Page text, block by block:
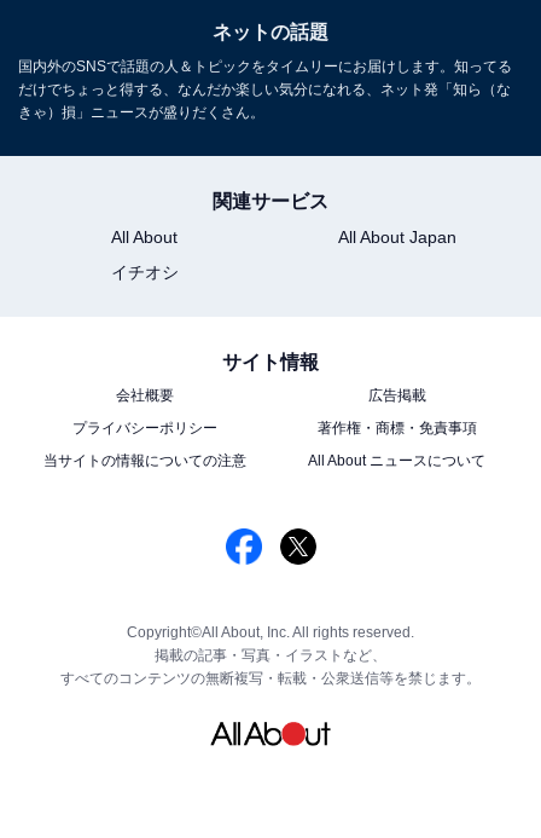
ネットの話題
国内外のSNSで話題の人＆トピックをタイムリーにお届けします。知ってる
だけでちょっと得する、なんだか楽しい気分になれる、ネット発「知ら（な
きゃ）損」ニュースが盛りだくさん。
関連サービス
All About
All About Japan
イチオシ
サイト情報
会社概要
広告掲載
プライバシーポリシー
著作権・商標・免責事項
当サイトの情報についての注意
All About ニュースについて
Copyright©All About, Inc. All rights reserved.
掲載の記事・写真・イラストなど、
すべてのコンテンツの無断複写・転載・公衆送信等を禁じます。